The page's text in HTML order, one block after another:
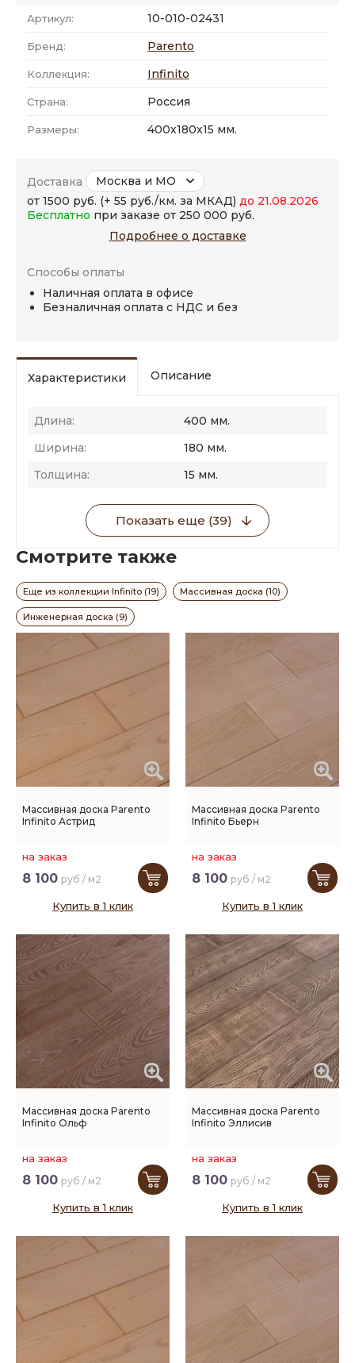
Артикул: 10-010-02431
Бренд: Parento
Коллекция: Infinito
Страна: Россия
Размеры: 400x180x15 мм.
Доставка
Москва и МО
от 1500 руб. (+ 55 руб./км. за МКАД) до 21.08.2026
Бесплатно при заказе от 250 000 руб.
Подробнее о доставке
Способы оплаты
Наличная оплата в офисе
Безналичная оплата с НДС и без
Характеристики Описание
Длина:
400 мм.
Ширина:
180 мм.
Толщина:
15 мм.
Показать еще (39)
Смотрите также
Еще из коллекции Infinito (19) Массивная доска (10)
Инженерная доска (9)
Массивная доска Parento
Infinito Астрид
на заказ
8 100 руб / м2
Купить в 1 клик
Массивная доска Parento
Infinito Бьерн
на заказ
8 100 руб / м2
Купить в 1 клик
Массивная доска Parento
Infinito Ольф
на заказ
8 100 руб / м2
Купить в 1 клик
Массивная доска Parento
Infinito Эллисив
на заказ
8 100 руб / м2
Купить в 1 клик